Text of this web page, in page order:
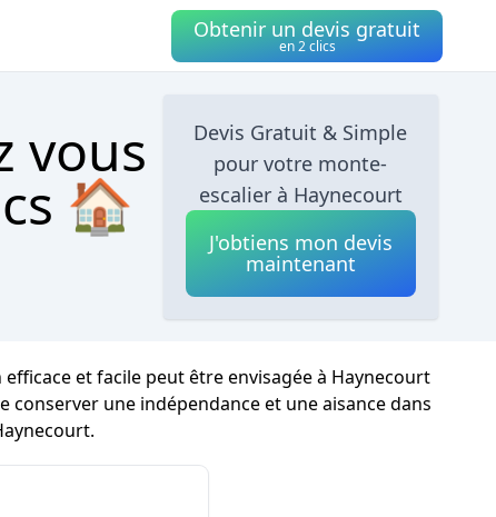
Obtenir un devis gratuit
en 2 clics
vous
🏠
Devis Gratuit & Simple
pour votre monte-
escalier à Haynecourt
J'obtiens mon devis
maintenant
et facile peut être envisagée à Haynecourt
une indépendance et une aisance dans